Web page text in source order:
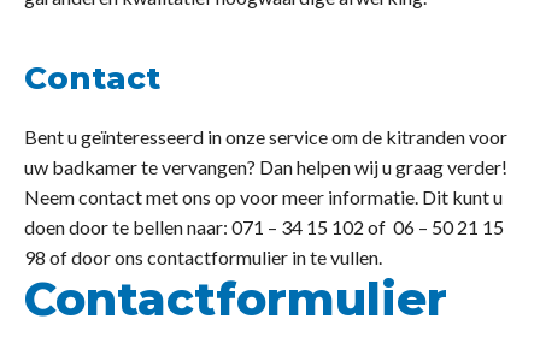
Contact
Bent u geïnteresseerd in onze service om de kitranden voor
uw badkamer te vervangen? Dan helpen wij u graag verder!
Neem contact met ons op voor meer informatie. Dit kunt u
doen door te bellen naar: 071 – 34 15 102 of 06 – 50 21 15
98 of door ons contactformulier in te vullen.
Contactformulier